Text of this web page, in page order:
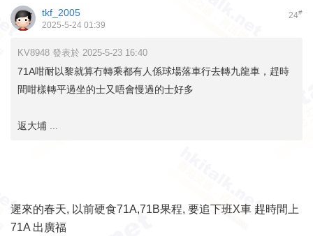
24#
tkf_2005
2025-5-24 01:39
KV8948 發表於 2025-5-23 16:40
71A咁耐以黎就算冇轉乘都有人係球場落車行去轉九龍車，趕時
間咁樣轉平過坐的士又唔會慢過的士好多
返大埔 ...
遲來的春天, 以前硬食71A,71B果程, 要追下班X車 趕時間上
71A 出廣福